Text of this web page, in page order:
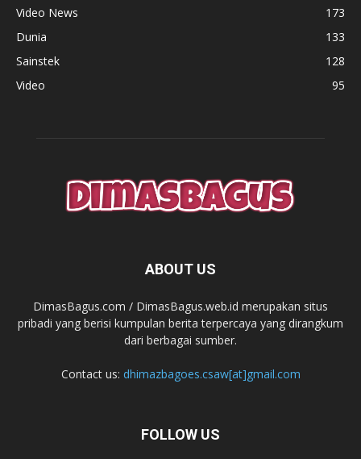
Video News
173
Dunia
133
Sainstek
128
Video
95
ABOUT US
DimasBagus.com / DimasBagus.web.id merupakan situs
pribadi yang berisi kumpulan berita terpercaya yang dirangkum
dari berbagai sumber.
Contact us: dhimazbagoes.csaw[at]gmail.com
FOLLOW US